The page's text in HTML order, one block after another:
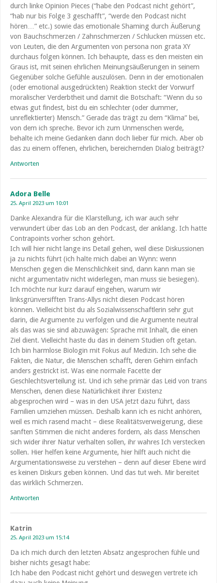
durch linke Opinion Pieces (“habe den Podcast nicht gehört”,
“hab nur bis Folge 3 geschafft”, “werde den Podcast nicht
hören…” etc.) sowie das emotionale Shaming durch Äußerung
von Bauchschmerzen / Zahnschmerzen / Schlucken müssen etc.
von Leuten, die den Argumenten von persona non grata XY
durchaus folgen können. Ich behaupte, dass es den meisten ein
Graus ist, mit seinen ehrlichen Meinungsäußerungen in seinem
Gegenüber solche Gefühle auszulösen. Denn in der emotionalen
(oder emotional ausgedrückten) Reaktion steckt der Vorwurf
moralischer Verderbtheit und damit die Botschaft: “Wenn du so
etwas gut findest, bist du ein schlechter (oder dummer,
unreflektierter) Mensch.” Gerade das trägt zu dem “Klima” bei,
von dem ich spreche. Bevor ich zum Unmenschen werde,
behalte ich meine Gedanken dann doch lieber für mich. Aber ob
das zu einem offenen, ehrlichen, bereichernden Dialog beiträgt?
Antworten
Adora Belle
25. April 2023 um 10:01
Danke Alexandra für die Klarstellung, ich war auch sehr
verwundert über das Lob an den Podcast, der anklang. Ich hatte
Contrapoints vorher schon gehört.
Ich will hier nicht lange ins Detail gehen, weil diese Diskussionen
ja zu nichts führt (ich halte mich dabei an Wynn: wenn
Menschen gegen die Menschlichkeit sind, dann kann man sie
nicht argumentativ nicht widerlegen, man muss sie besiegen).
Ich möchte nur kurz darauf eingehen, warum wir
linksgrünversifften Trans-Allys nicht diesen Podcast hören
können. Vielleicht bist du als Sozialwissenschaftlerin sehr gut
darin, die Argumente zu verfolgen und die Argumente neutral
als das was sie sind abzuwägen: Sprache mit Inhalt, die einen
Ziel dient. Vielleicht haste du das in deinem Studien oft getan.
Ich bin harmlose Biologin mit Fokus auf Medizin. Ich sehe die
Fakten, die Natur, die Menschen schafft, deren Gehirn einfach
anders gestrickt ist. Was eine normale Facette der
Geschlechtsverteilung ist. Und ich sehe primär das Leid von trans
Menschen, denen diese Natürlichkeit ihrer Existenz
abgesprochen wird – was in den USA jetzt dazu führt, dass
Familien umziehen müssen. Deshalb kann ich es nicht anhören,
weil es mich rasend macht – diese Realitätsverweigerung, diese
sanften Stimmen die nicht anderes fordern, als dass Menschen
sich wider ihrer Natur verhalten sollen, ihr wahres Ich verstecken
sollen. Hier helfen keine Argumente, hier hilft auch nicht die
Argumentationsweise zu verstehen – denn auf dieser Ebene wird
es keinen Diskurs geben können. Und das tut weh. Mir bereitet
das wirklich Schmerzen.
Antworten
Katrin
25. April 2023 um 15:14
Da ich mich durch den letzten Absatz angesprochen fühle und
bisher nichts gesagt habe:
Ich habe den Podcast nicht gehört und deswegen vertrete ich